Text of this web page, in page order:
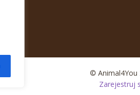
© Animal4You
Zarejestruj